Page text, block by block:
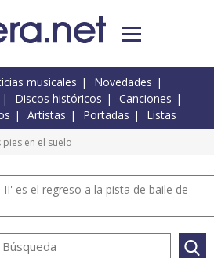
musicales
Novedades
Discos históricos
Canciones
Artistas Portadas Listas
pies en el suelo
II' es el regreso a la pista de baile de